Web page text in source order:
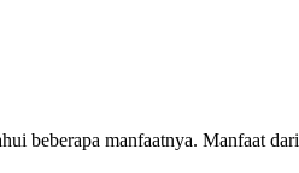
beberapa manfaatnya. Manfaat